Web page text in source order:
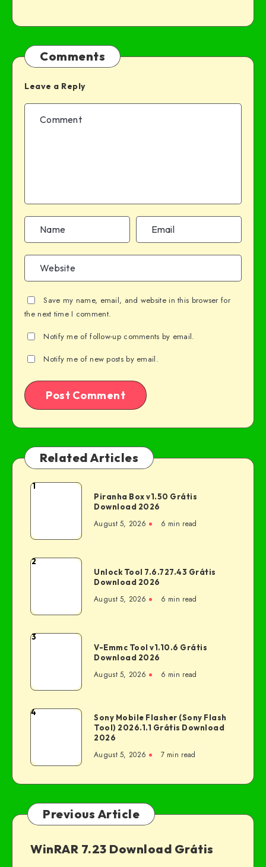
Comments
Leave a Reply
Save my name, email, and website in this browser for
the next time I comment.
Notify me of follow-up comments by email.
Notify me of new posts by email.
Related Articles
1
Piranha Box v1.50 Grátis
Download 2026
August 5, 2026 6 min read
2
Unlock Tool 7.6.727.43 Grátis
Download 2026
August 5, 2026 6 min read
3
V-Emmc Tool v1.10.6 Grátis
Download 2026
August 5, 2026 6 min read
4
Sony Mobile Flasher (Sony Flash
Tool) 2026.1.1 Grátis Download
2026
August 5, 2026 7 min read
Previous Article
WinRAR 7.23 Download Grátis